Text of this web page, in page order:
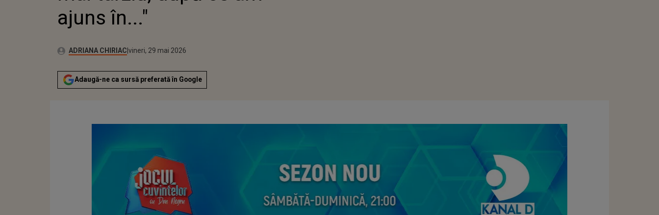
ajuns în..."
Autor:ADRIANA CHIRIACPublicat:
vineri, 29 mai 2026
Actualizat:
vineri, 29 mai 2026
Adaugă-ne ca sursă preferată în Google